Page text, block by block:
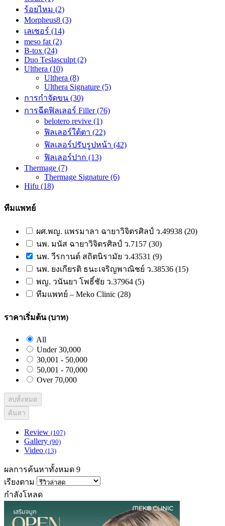
ร้อยไหม (2)
Morpheus8 (3)
เลเซอร์ (14)
meso fat (2)
B-tox (24)
Duo Teslasculpt (2)
Ulthera (10)
Ulthera (8)
Ulthera Signature (5)
การกำจัดขน (30)
การฉีดฟิลเลอร์ Filler(76)
belotero revive (1)
ฟิลเลอร์ใต้ตา (22)
ฟิลเลอร์ปรับรูปหน้า (42)
ฟิลเลอร์ปาก (13)
Thermage (7)
Thermage Signature (6)
Hifu (18)
ทีมแพทย์
ผศ.พญ. แพรมาลา ฉายาวิจิตรศิลป์ ว.49938 (20)
นพ. มนัส ฉายาวิจิตรศิลป์ ว.7157 (30)
นพ. วีรกานต์ สถิตนิรามัย ว.43531 (9)
นพ. ยงเกียรติ ธนะเจริญพาณิชย์ ว.38536 (15)
พญ. วนันยา โพธิ์ชัย ว.37964 (5)
ทีมแพทย์ – Meko Clinic (28)
ราคาเริ่มต้น (บาท)
All
Under 30,000
30,001 - 50,000
50,001 - 70,000
Over 70,000
ลบทั้งหมด
ค้นหา
Review (107)
Gallery (90)
Video (13)
ผลการค้นหาทั้งหมด 9
เรียงตาม
กำลังโหลด